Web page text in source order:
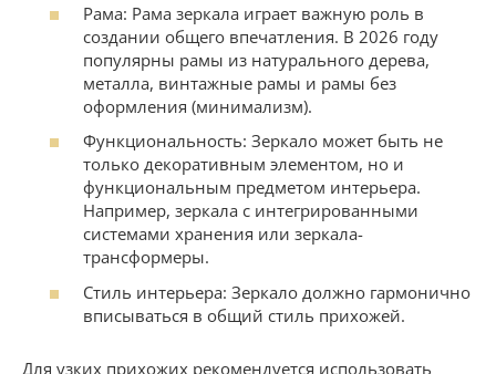
Рама: Рама зеркала играет важную роль в
создании общего впечатления. В 2026 году
популярны рамы из натурального дерева,
металла, винтажные рамы и рамы без
оформления (минимализм).
Функциональность: Зеркало может быть не
только декоративным элементом, но и
функциональным предметом интерьера.
Например, зеркала с интегрированными
системами хранения или зеркала-
трансформеры.
Стиль интерьера: Зеркало должно гармонично
вписываться в общий стиль прихожей.
Для узких прихожих рекомендуется использовать